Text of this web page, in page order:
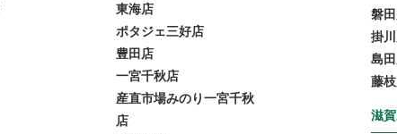
東海店
ポタジェ三好店
豊田店
一宮千秋店
産直市場みのり一宮千秋
店
磐
掛
島
藤
滋